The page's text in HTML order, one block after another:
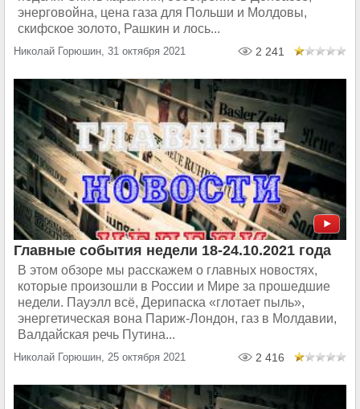
энерговойна, цена газа для Польши и Молдовы,
скифское золото, Рашкин и лось...
Николай Горюшин, 31 октября 2021 2 241
Главные события недели 18-24.10.2021 года
В этом обзоре мы расскажем о главных новостях,
которые произошли в России и Мире за прошедшие
недели. Пауэлл всё, Дерипаска «глотает пыль»,
энергетическая вона Париж-Лондон, газ в Молдавии,
Валдайская речь Путина...
Николай Горюшин, 25 октября 2021 2 416